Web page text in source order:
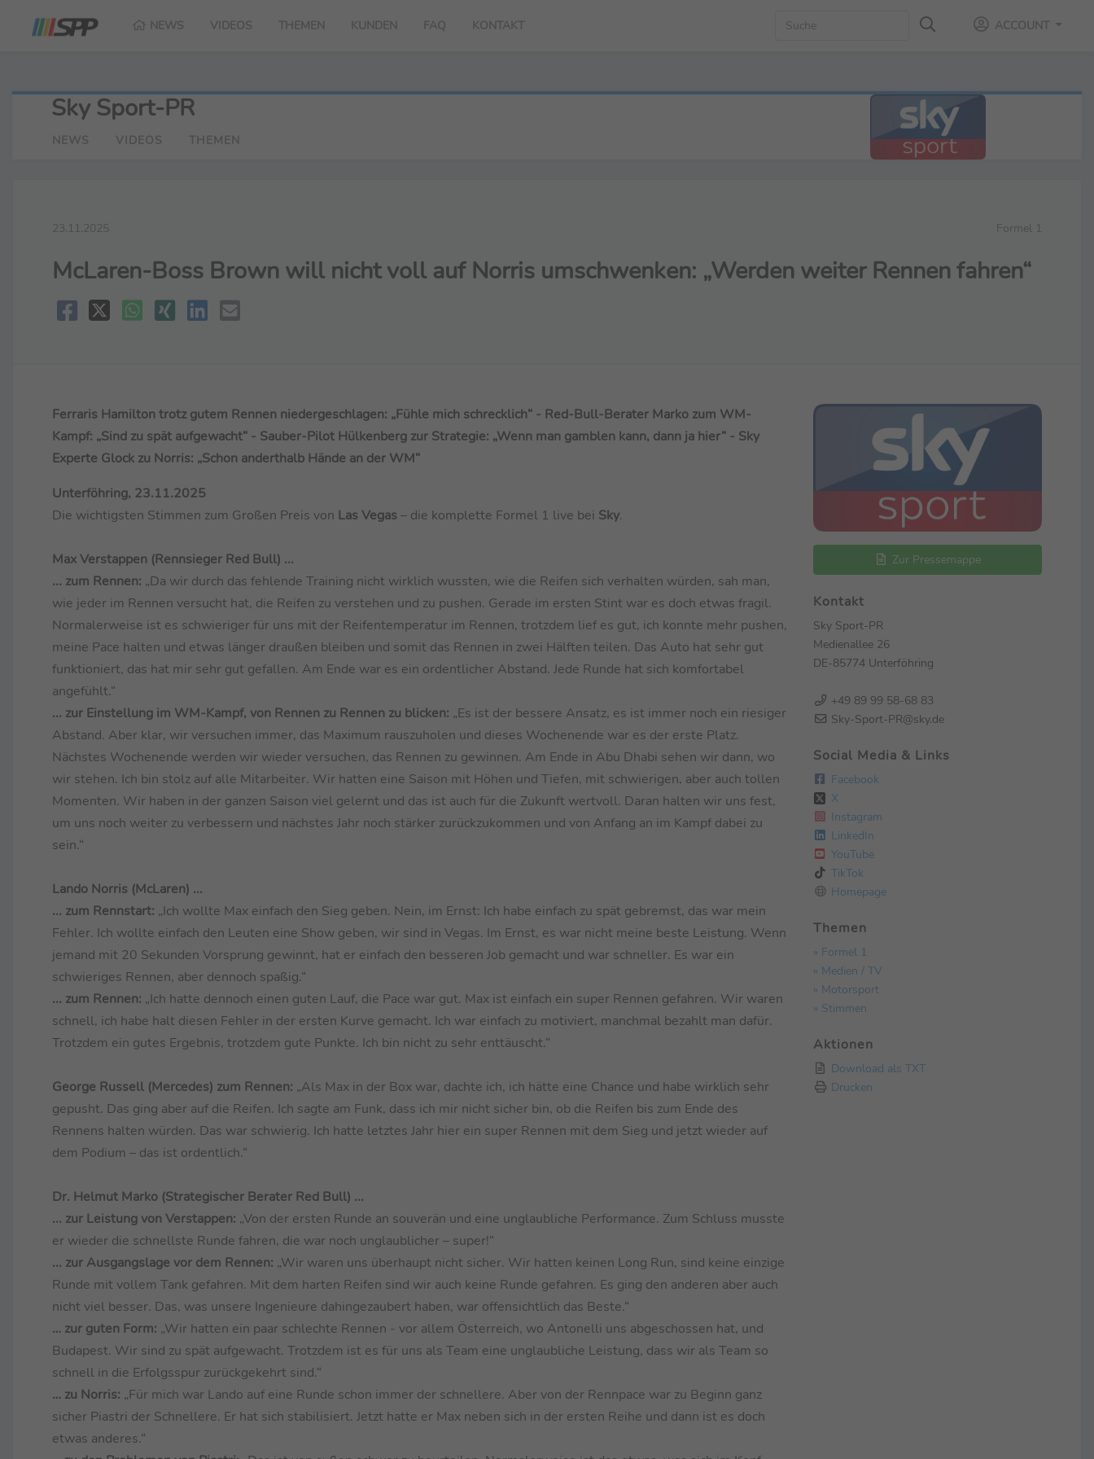
NEWS VIDEOS THEMEN KUNDEN FAQ KONTAKT ACCOUNT
Sky Sport-PR
NEWS VIDEOS THEMEN
23.11.2025 Formel 1
McLaren-Boss Brown will nicht voll auf Norris umschwenken: „Werden weiter Rennen fahren“
Ferraris Hamilton trotz gutem Rennen niedergeschlagen: „Fühle mich schrecklich“ - Red-Bull-Berater Marko zum WM-
Kampf: „Sind zu spät aufgewacht“ - Sauber-Pilot Hülkenberg zur Strategie: „Wenn man gamblen kann, dann ja hier“ - Sky
Experte Glock zu Norris: „Schon anderthalb Hände an der WM“
Unterföhring, 23.11.2025
Die wichtigsten Stimmen zum Großen Preis von Las Vegas– die komplette Formel 1 live bei Sky.
Max Verstappen (Rennsieger Red Bull) ...
... zum Rennen: „Da wir durch das fehlende Training nicht wirklich wussten, wie die Reifen sich verhalten würden, sah man,
wie jeder im Rennen versucht hat, die Reifen zu verstehen und zu pushen. Gerade im ersten Stint war es doch etwas fragil.
Normalerweise ist es schwieriger für uns mit der Reifentemperatur im Rennen, trotzdem lief es gut, ich konnte mehr pushen,
meine Pace halten und etwas länger draußen bleiben und somit das Rennen in zwei Hälften teilen. Das Auto hat sehr gut
funktioniert, das hat mir sehr gut gefallen. Am Ende war es ein ordentlicher Abstand. Jede Runde hat sich komfortabel
angefühlt.“
... zur Einstellung im WM-Kampf, von Rennen zu Rennen zu blicken: „Es ist der bessere Ansatz, es ist immer noch ein riesiger
Abstand. Aber klar, wir versuchen immer, das Maximum rauszuholen und dieses Wochenende war es der erste Platz.
Nächstes Wochenende werden wir wieder versuchen, das Rennen zu gewinnen. Am Ende in Abu Dhabi sehen wir dann, wo
wir stehen. Ich bin stolz auf alle Mitarbeiter. Wir hatten eine Saison mit Höhen und Tiefen, mit schwierigen, aber auch tollen
Momenten. Wir haben in der ganzen Saison viel gelernt und das ist auch für die Zukunft wertvoll. Daran halten wir uns fest,
um uns noch weiter zu verbessern und nächstes Jahr noch stärker zurückzukommen und von Anfang an im Kampf dabei zu
sein.“
Lando Norris (McLaren) ...
... zum Rennstart: „Ich wollte Max einfach den Sieg geben. Nein, im Ernst: Ich habe einfach zu spät gebremst, das war mein
Fehler. Ich wollte einfach den Leuten eine Show geben, wir sind in Vegas. Im Ernst, es war nicht meine beste Leistung. Wenn
jemand mit 20 Sekunden Vorsprung gewinnt, hat er einfach den besseren Job gemacht und war schneller. Es war ein
schwieriges Rennen, aber dennoch spaßig.“
... zum Rennen: „Ich hatte dennoch einen guten Lauf, die Pace war gut. Max ist einfach ein super Rennen gefahren. Wir waren
schnell, ich habe halt diesen Fehler in der ersten Kurve gemacht. Ich war einfach zu motiviert, manchmal bezahlt man dafür.
Trotzdem ein gutes Ergebnis, trotzdem gute Punkte. Ich bin nicht zu sehr enttäuscht.“
George Russell (Mercedes) zum Rennen: „Als Max in der Box war, dachte ich, ich hätte eine Chance und habe wirklich sehr
gepusht. Das ging aber auf die Reifen. Ich sagte am Funk, dass ich mir nicht sicher bin, ob die Reifen bis zum Ende des
Rennens halten würden. Das war schwierig. Ich hatte letztes Jahr hier ein super Rennen mit dem Sieg und jetzt wieder auf
dem Podium – das ist ordentlich.“
Dr. Helmut Marko (Strategischer Berater Red Bull) ...
... zur Leistung von Verstappen: „Von der ersten Runde an souverän und eine unglaubliche Performance. Zum Schluss musste
er wieder die schnellste Runde fahren, die war noch unglaublicher – super!“
... zur Ausgangslage vor dem Rennen: „Wir waren uns überhaupt nicht sicher. Wir hatten keinen Long Run, sind keine einzige
Runde mit vollem Tank gefahren. Mit dem harten Reifen sind wir auch keine Runde gefahren. Es ging den anderen aber auch
nicht viel besser. Das, was unsere Ingenieure dahingezaubert haben, war offensichtlich das Beste.“
… zur guten Form: „Wir hatten ein paar schlechte Rennen - vor allem Österreich, wo Antonelli uns abgeschossen hat, und
Budapest. Wir sind zu spät aufgewacht. Trotzdem ist es für uns als Team eine unglaubliche Leistung, dass wir als Team so
schnell in die Erfolgsspur zurückgekehrt sind.“
… zu Norris: „Für mich war Lando auf eine Runde schon immer der schnellere. Aber von der Rennpace war zu Beginn ganz
sicher Piastri der Schnellere. Er hat sich stabilisiert. Jetzt hatte er Max neben sich in der ersten Reihe und dann ist es doch
etwas anderes.“
Zur Pressemappe
Kontakt
Sky Sport-PR
Medienallee 26
DE-85774 Unterföhring
+49 89 99 58-68 83
Sky-Sport-PR@sky.de
Social Media & Links
Facebook
X
Instagram
LinkedIn
YouTube
TikTok
Homepage
Themen
» Formel 1
» Medien / TV
» Motorsport
» Stimmen
Aktionen
Download als TXT
Drucken